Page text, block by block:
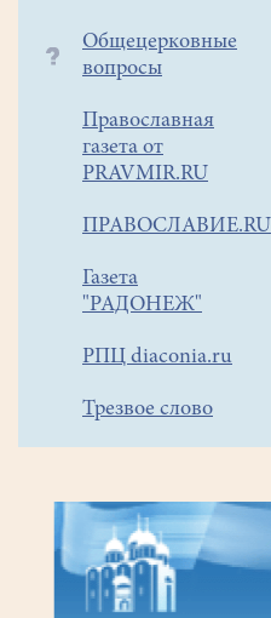
Общецерковные
вопросы
Православная
газета от
PRAVMIR.RU
ПРАВОСЛАВИЕ.RU
Газета
"РАДОНЕЖ"
РПЦ diaconia.ru
Трезвое слово